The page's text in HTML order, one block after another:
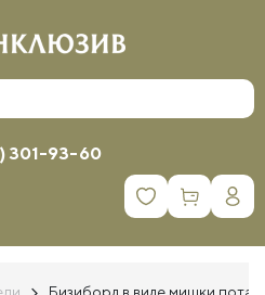
301-93-60
0
Бизиборд в виде мишки